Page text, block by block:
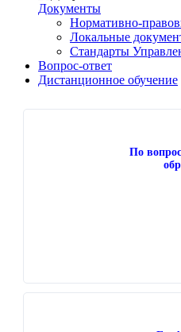
Документы
Нормативно-
Локальные
Стандарты
Вопрос-ответ
Дистанционное обучение
По